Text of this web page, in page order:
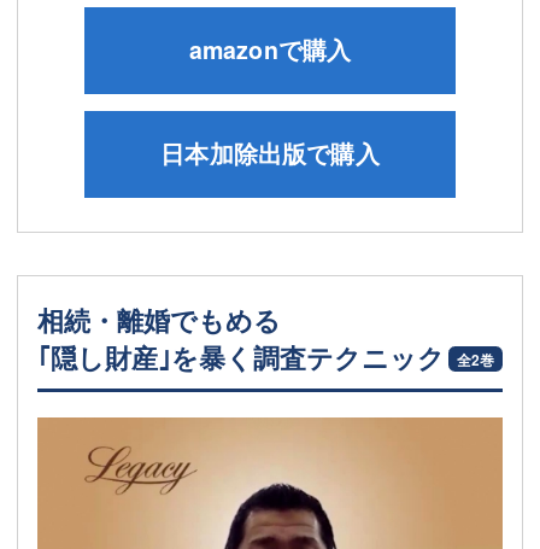
日本加除出版で購入
amazonで購入
相続・離婚でもめる
｢隠し財産｣を暴く調査テクニック
全2巻